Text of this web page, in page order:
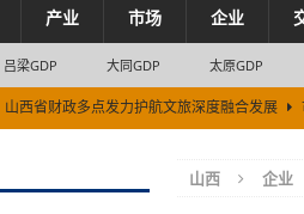
产业 市场 企业
吕梁GDP 大同GDP 太原GDP
农业机器人助力山西省旱作农业高质量发展
山西省财政多点发力护航文旅深度融合发展
山西 企业